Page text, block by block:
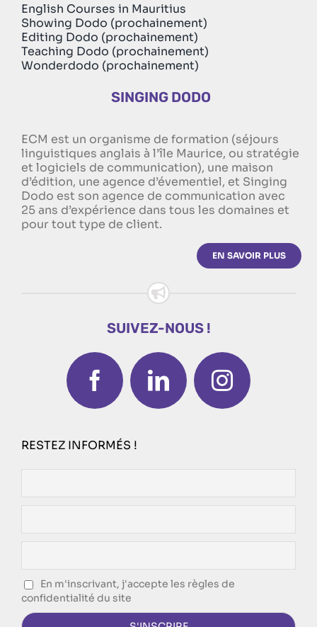
English Courses in Mauritius
Showing Dodo (prochainement)
Editing Dodo (prochainement)
Teaching Dodo (prochainement)
Wonderdodo (prochainement)
SINGING DODO
ECM est un organisme de formation (séjours
linguistiques anglais à l’île Maurice, ou stratégie
et logiciels de communication), une maison
d’édition, une agence d’évementiel, et Singing
Dodo est son agence de communication avec
25 ans d’expérience dans tous les domaines et
pour tout type de client.
EN SAVOIR PLUS
SUIVEZ-NOUS !
RESTEZ INFORMÉS !
En m'inscrivant, j'accepte les règles de
confidentialité du site